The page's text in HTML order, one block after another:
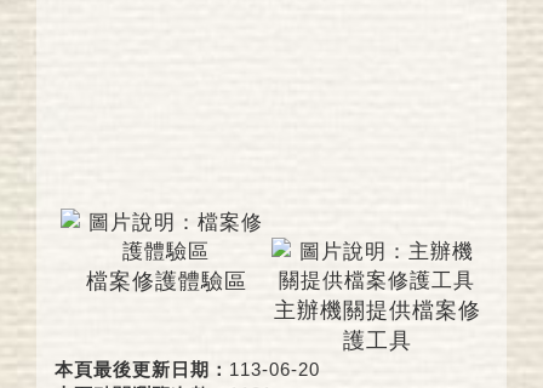
檔案修護體驗區
主辦機關提供檔案修
護工具
本頁最後更新日期： 113-06-20